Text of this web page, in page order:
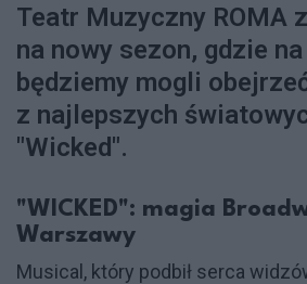
Teatr Muzyczny ROMA
na nowy sezon, gdzie
będziemy mogli
z najlepszych
"Wicked".
"WICKED": magia
Warszawy
Musical, który podbił serca